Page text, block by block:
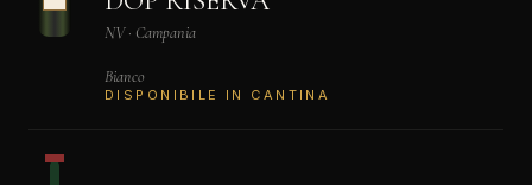
NV · Campania
Bianco
DISPONIBILE IN CANTINA